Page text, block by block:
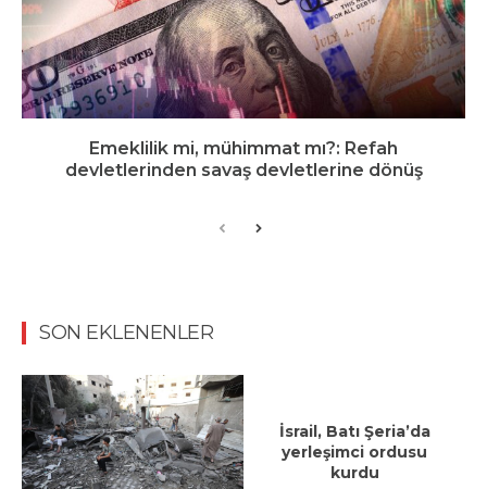
Emeklilik mi, mühimmat mı?: Refah
devletlerinden savaş devletlerine dönüş
SON EKLENENLER
İsrail, Batı Şeria’da
yerleşimci ordusu
kurdu